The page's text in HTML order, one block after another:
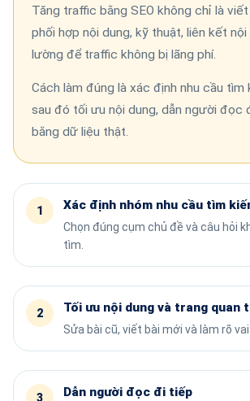
Tăng traffic bằng SEO không chỉ là
phối hợp nội dung, kỹ thuật, liên kết
lường để traffic không bị lãng phí.
Cách làm đúng là xác định nhu cầu
sau đó tối ưu nội dung, dẫn người đọc
bằng dữ liệu thật.
Xác định nhóm nhu cầu tìm
Chọn đúng cụm chủ đề và câu hỏi
tìm.
Tối ưu nội dung và trang quan
Sửa bài cũ, viết bài mới và làm rõ
Dẫn người đọc đi tiếp